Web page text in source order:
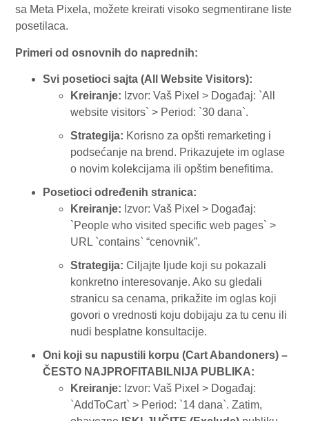
sa Meta Pixela, možete kreirati visoko segmentirane liste
posetilaca.
Primeri od osnovnih do naprednih:
Svi posetioci sajta (All Website Visitors):
Kreiranje: Izvor: Vaš Pixel > Događaj: `All
website visitors` > Period: `30 dana`.
Strategija: Korisno za opšti remarketing i
podsećanje na brend. Prikazujete im oglase
o novim kolekcijama ili opštim benefitima.
Posetioci određenih stranica:
Kreiranje: Izvor: Vaš Pixel > Događaj:
`People who visited specific web pages` >
URL `contains` “cenovnik”.
Strategija: Ciljajte ljude koji su pokazali
konkretno interesovanje. Ako su gledali
stranicu sa cenama, prikažite im oglas koji
govori o vrednosti koju dobijaju za tu cenu ili
nudi besplatne konsultacije.
Oni koji su napustili korpu (Cart Abandoners) –
ČESTO NAJPROFITABILNIJA PUBLIKA:
Kreiranje: Izvor: Vaš Pixel > Događaj:
`AddToCart` > Period: `14 dana`. Zatim,